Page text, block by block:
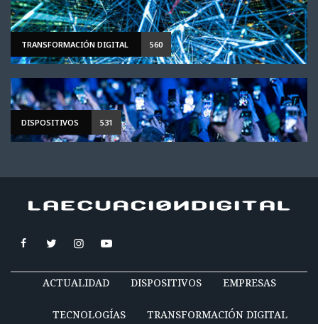
TRANSFORMACIÓN DIGITAL 560
DISPOSITIVOS 531
ACTUALIDAD DISPOSITIVOS EMPRESAS
TECNOLOGÍAS TRANSFORMACIÓN DIGITAL